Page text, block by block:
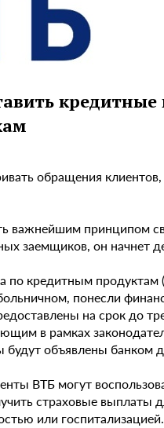
обращения
важнейшим принципом
заемщиков, он начнет
по кредитным
понесли
на срок до
в рамках
будут объявлены банком
ВТБ могут
страховые
или госпитализацией.